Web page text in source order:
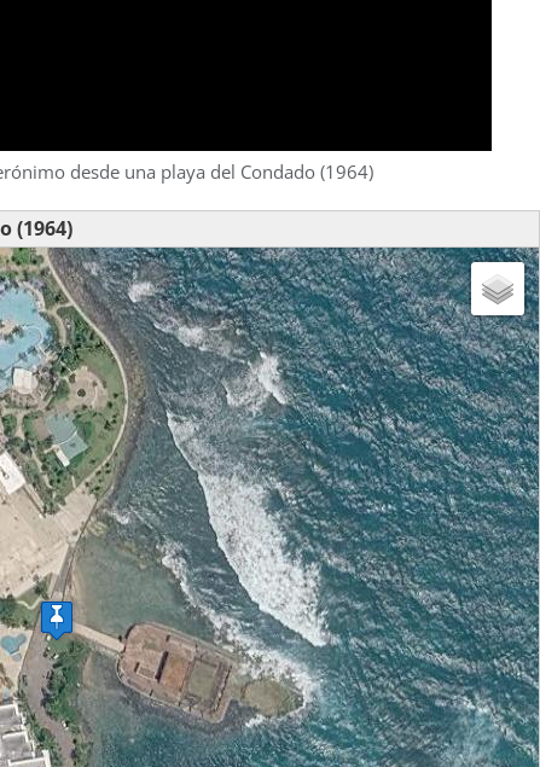
desde una playa del Condado (1964)
(1964)